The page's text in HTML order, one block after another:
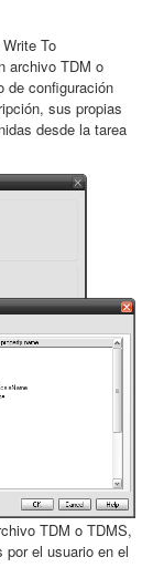
To
archivo TDM o
de configuración
sus propias
desde la tarea
TDM o TDMS,
por el usuario en el